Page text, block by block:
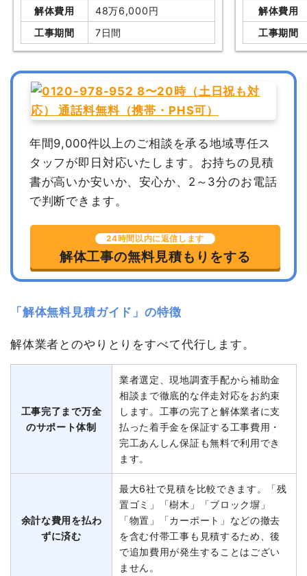
解体費用
48万6,000円
工事期間
7日間
解体費用
工事期間
年間9,000件以上のご相談を承る地域専任ス
タッフが即日対応いたします。 お持ちの見積
書が高いか安いか、安心か、2～3分のお電話
で判断できます。
24時間以内に返信します
解体工事の無料見積もりをする
「解体無料見積ガイド」の特徴
解体業者とのやりとりをすべて代行します。
工事完了まで万全
のサポート体制
業者選定、現地調査手配から補助金
相談まで徹底的な伴走対応をお約束
します。工事の完了と解体業者に支
払った着手金を保証する工事費用・
完工あんしん保証も無料で利用でき
ます。
余計な費用を払わ
ずに済む
最大6社で見積を比較できます。「残
置ゴミ」「樹木」「ブロック塀」
「物置」「カーポート」などの撤去
を含む付帯工事も見積するため、後
で追加費用が発生することはござい
ません。